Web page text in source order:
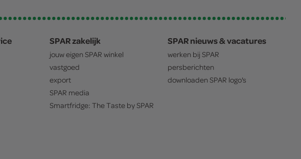
SPAR zakelijk
jouw eigen SPAR winkel
vastgoed
export
SPAR media
Smartfridge: The Taste bySPAR
SPAR nieuws & vacatures
werken bij SPAR
persberichten
downloaden SPAR logo's